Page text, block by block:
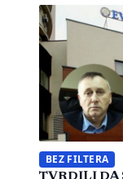
programi
da jedno
Kozluku se tih
BEZ FILTERA